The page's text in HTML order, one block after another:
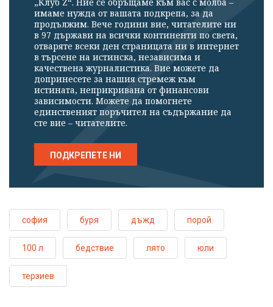
имаме нужда от вашата подкрепа, за да
продължим. Вече години вие, читателите ни
в 97 държави на всички континенти по света,
отваряте всеки ден страницата ни в интернет
в търсене на истинска, независима и
качествена журналистика. Вие можете да
допринесете за нашия стремеж към
истината, неприкривана от финансови
зависимости. Можете да помогнете
единственият поръчител на съдържание да
сте вие – читателите.
ПОДКРЕПЕТЕ НИ
софия буря дъжд порой
100 л бедствие лято юли
терзиев